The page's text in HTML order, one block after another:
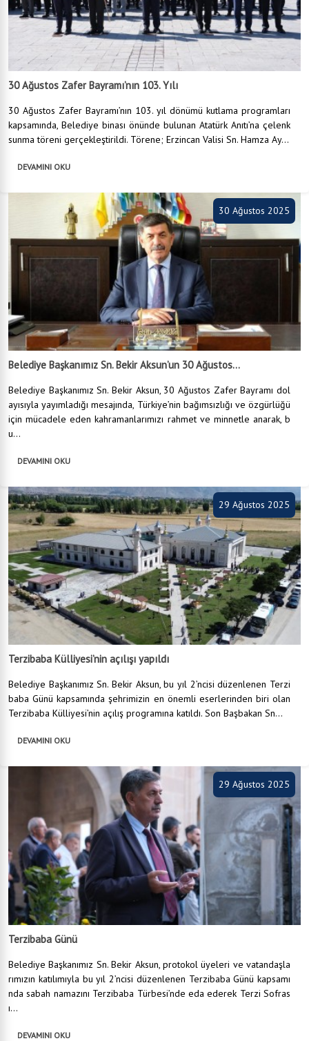
30 Ağustos Zafer Bayramı’nın 103. Yılı
30 Ağustos Zafer Bayramı’nın 103. yıl dönümü kutlama programları
kapsamında, Belediye binası önünde bulunan Atatürk Anıtı’na çelenk
sunma töreni gerçekleştirildi. Törene; Erzincan Valisi Sn. Hamza Ay...
DEVAMINI OKU
30 Ağustos 2025
Belediye Başkanımız Sn. Bekir Aksun’un 30 Ağustos...
Belediye Başkanımız Sn. Bekir Aksun, 30 Ağustos Zafer Bayramı dol
ayısıyla yayımladığı mesajında, Türkiye’nin bağımsızlığı ve özgürlüğü
için mücadele eden kahramanlarımızı rahmet ve minnetle anarak, b
u...
DEVAMINI OKU
29 Ağustos 2025
Terzibaba Külliyesi’nin açılışı yapıldı
Belediye Başkanımız Sn. Bekir Aksun, bu yıl 2’ncisi düzenlenen Terzi
baba Günü kapsamında şehrimizin en önemli eserlerinden biri olan
Terzibaba Külliyesi’nin açılış programına katıldı. Son Başbakan Sn...
DEVAMINI OKU
29 Ağustos 2025
Terzibaba Günü
Belediye Başkanımız Sn. Bekir Aksun, protokol üyeleri ve vatandaşla
rımızın katılımıyla bu yıl 2’ncisi düzenlenen Terzibaba Günü kapsamı
nda sabah namazını Terzibaba Türbesi’nde eda ederek Terzi Sofras
ı...
DEVAMINI OKU